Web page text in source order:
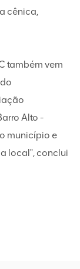
cênica,
também vem
Alto -
município e
local", conclui